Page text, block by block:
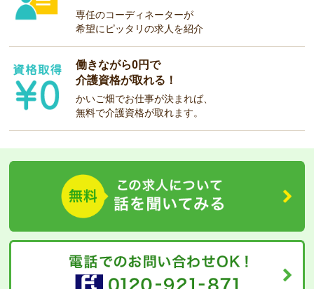
専任のコーディネーターが
希望にピッタリの求人を紹介
働きながら0円で
介護資格が取れる！
かいご畑でお仕事が決まれば、
無料で介護資格が取れます。